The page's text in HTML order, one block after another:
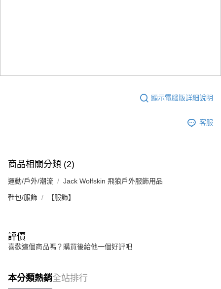
顯示電腦版詳細說明
客服
商品相關分類 (2)
運動/戶外/潮流 Jack Wolfskin 飛狼戶外服飾用品
鞋包/服飾 【服飾】
評價
喜歡這個商品嗎？購買後給他一個好評吧
本分類熱銷全站排行